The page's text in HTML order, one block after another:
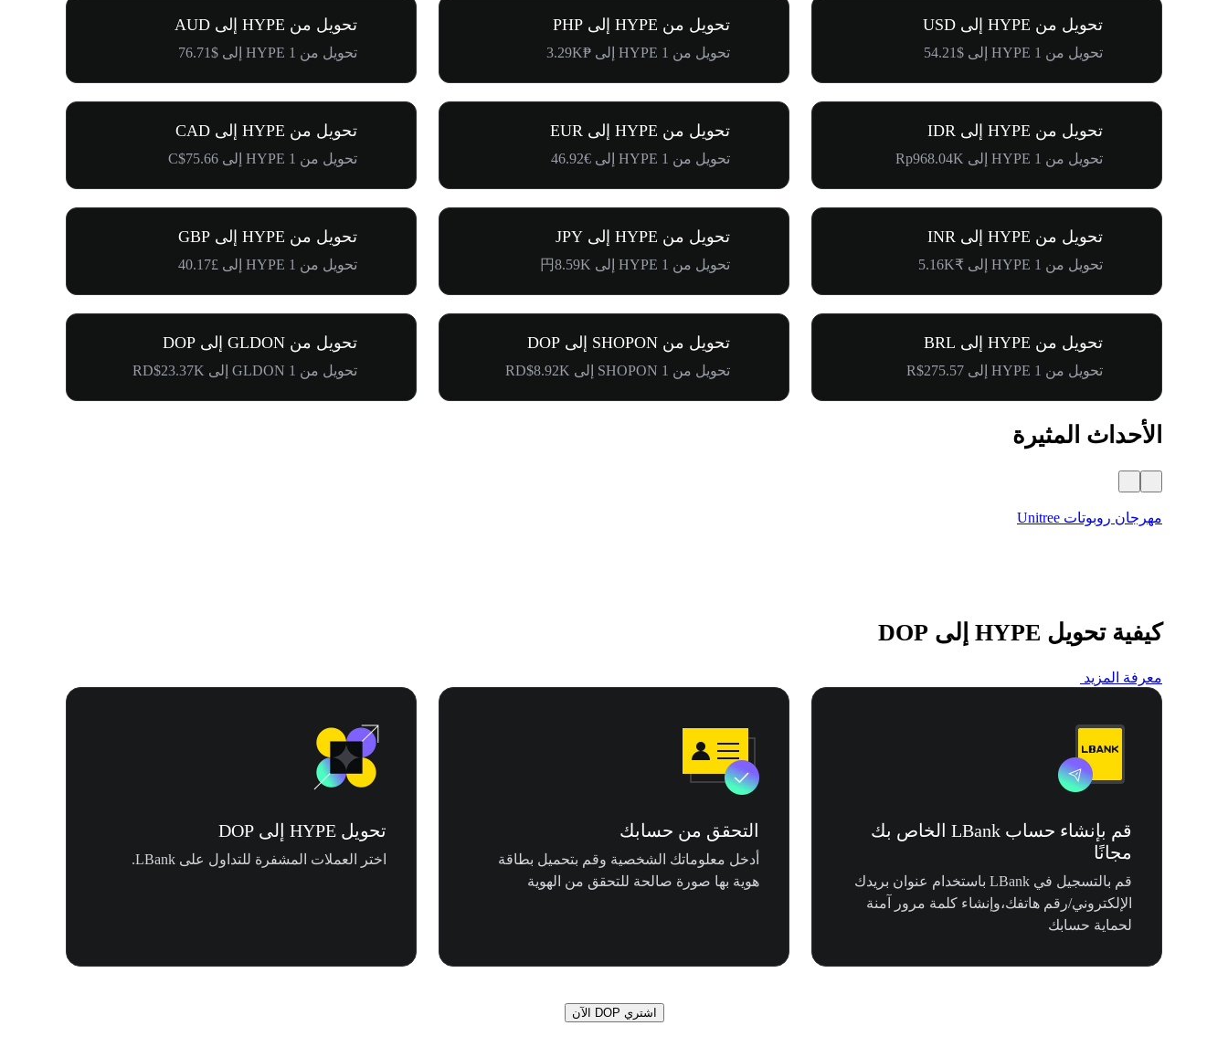
تحويل من HYPE إلى USD
تحويل من 1 HYPE إلى $54.21
تحويل من HYPE إلى PHP
تحويل من 1 HYPE إلى ₱3.29K
تحويل من HYPE إلى AUD
تحويل من 1 HYPE إلى $76.71
تحويل من HYPE إلى IDR
تحويل من 1 HYPE إلى Rp968.04K
تحويل من HYPE إلى EUR
تحويل من 1 HYPE إلى €46.92
تحويل من HYPE إلى CAD
تحويل من 1 HYPE إلى C$75.66
تحويل من HYPE إلى INR
تحويل من 1 HYPE إلى ₹5.16K
تحويل من HYPE إلى JPY
تحويل من 1 HYPE إلى 円8.59K
تحويل من HYPE إلى GBP
تحويل من 1 HYPE إلى £40.17
تحويل من HYPE إلى BRL
تحويل من 1 HYPE إلى R$275.57
تحويل من SHOPON إلى DOP
تحويل من 1 SHOPON إلى RD$8.92K
تحويل من GLDON إلى DOP
تحويل من 1 GLDON إلى RD$23.37K
الأحداث المثيرة
مهرجان روبوتات Unitree
كيفية تحويل HYPE إلى DOP
معرفة المزيد
قم بإنشاء حساب LBank الخاص بك
مجانًا
قم بالتسجيل في LBank باستخدام عنوان بريدك
الإلكتروني/رقم هاتفك،وإنشاء كلمة مرور آمنة
لحماية حسابك
التحقق من حسابك
أدخل معلوماتك الشخصية وقم بتحميل بطاقة
هوية بها صورة صالحة للتحقق من الهوية
تحويل HYPE إلى DOP
اختر العملات المشفرة للتداول على LBank.
اشتري DOP الآن